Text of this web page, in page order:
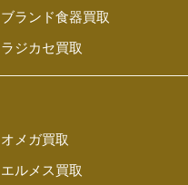
ブランド食器買取
ラジカセ買取
オメガ買取
エルメス買取